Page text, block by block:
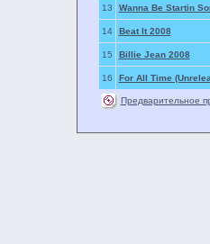
13 Wanna Be Startin
14 Beat It 2008
15 Billie Jean 2008
16 For All Time
Предварительное